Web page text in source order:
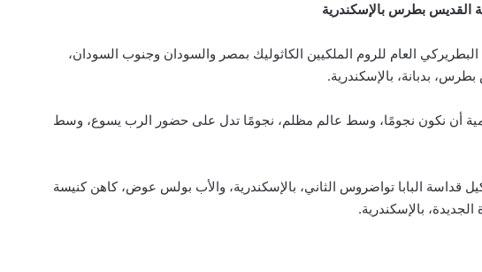
القديس بطرس بالإسكندرية
العام للروم الملكيين الكاثوليك بمصر والسودان وجنوب السودان،
بدبانة، بالإسكندرية.
أن نكون نجومًا، وسط عالم مظلم، نجومًا تدل على حضور الرب يسوع، وسط
قداسة البابا تواضروس الثاني، بالإسكندرية، والأب بولس عوض، كاهن كنيسة
بالإسكندرية.
الصراع في الشرق الأوسط
الكاردينال بيتسابالا: الكنيسة لن تتخلى أبدًا
عن المحتاجين في غزة
دعوة مشتركة لتجديد الإيمان وترسيخ السلام